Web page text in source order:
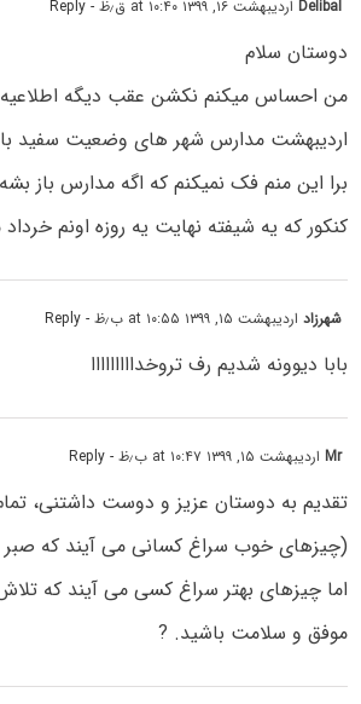
Delibalاردیبهشت ۱۶, ۱۳۹۹ at ۱۰:۴۰ ق٫ظ - Reply
دوستان سلام
اردیبهشت مدارس شهر های وضعیت سفید
برا این منم فک نمیکنم که اگه مدارس باز
کنکور که یه شیفته نهایت یه روزه اونم
شهرزاداردیبهشت ۱۵, ۱۳۹۹ at ۱۰:۵۵ ب٫ظ - Reply
بابا دیوونه شدیم رف تروخدااااااااا
Mrاردیبهشت ۱۵, ۱۳۹۹ at ۱۰:۴۷ ب٫ظ - Reply
تقدیم به دوستان عزیز و دوست داشتنی،
(چیزهای خوب سراغ کسانی می آیند که صبر
اما چیزهای بهتر سراغ کسی می آیند که
موفق و سلامت باشید. ?